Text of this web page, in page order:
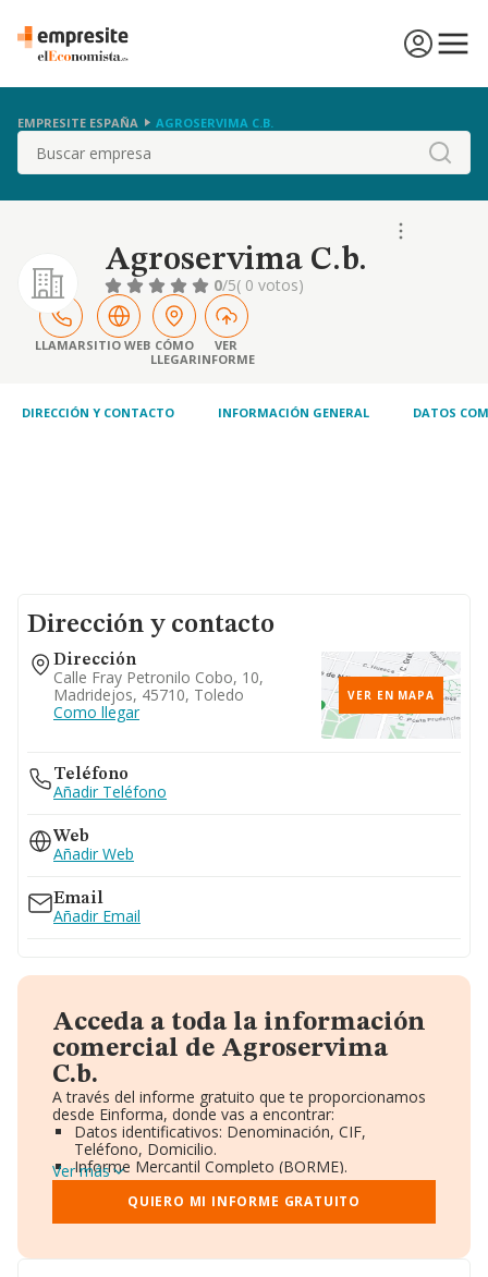
EMPRESITE ESPAÑA AGROSERVIMA C.B.
Buscar
Agroservima C.b.
0/5( 0 votos)
LLAMARSITIO WEB CÓMO
LLEGAR
VER
INFORME
DIRECCIÓN Y CONTACTO INFORMACIÓN GENERAL DATOS
Dirección y contacto
Dirección
Calle Fray Petronilo Cobo, 10,
Madridejos, 45710, Toledo
Como llegar
VER EN MAPA
Teléfono
Añadir Teléfono
Web
Añadir Web
Email
Añadir Email
Acceda a toda la información
comercial de Agroservima
C.b.
A través del informe gratuito que te proporcionamos
desde Einforma, donde vas a encontrar:
Datos identificativos: Denominación, CIF,
Teléfono, Domicilio.
Informe Mercantil Completo (BORME).
Gráficos de Evolución Ventas y Empleados.
Consejo de Administración y Administradores.
Directivos y Ejecutivos.
Ver más
QUIERO MI INFORME GRATUITO